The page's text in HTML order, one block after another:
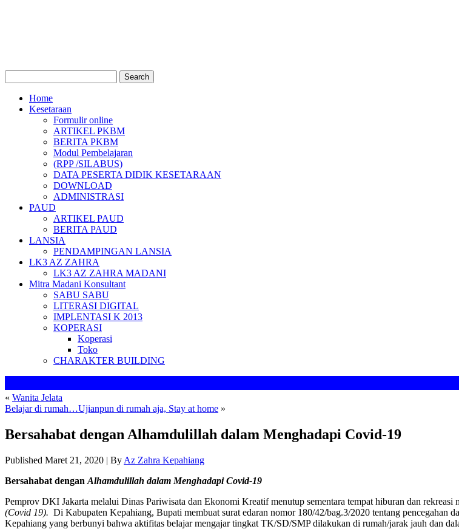
Home
Kesetaraan
Formulir online
ARTIKEL PKBM
BERITA PKBM
Modul Pembelajaran
(RPP /SILABUS)
DATA PESERTA DIDIK KESETARAAN
DOWNLOAD
ADMINISTRASI
PAUD
ARTIKEL PAUD
BERITA PAUD
LANSIA
PENDAMPINGAN LANSIA
LK3 AZ ZAHRA
LK3 AZ ZAHRA MADANI
Mitra Madani Konsultant
SABU SABU
LITERASI DIGITAL
IMPLENTASI K 2013
KOPERASI
Koperasi
Toko
CHARAKTER BUILDING
« Wanita Jelata
Belajar di rumah…Ujianpun di rumah aja, Stay at home »
Bersahabat dengan Alhamdulillah dalam Menghadapi Covid-19
Published Maret 21, 2020 | By Az Zahra Kepahiang
Bersahabat dengan Alhamdulillah dalam Menghadapi Covid-19
Pemprov DKI Jakarta melalui Dinas Pariwisata dan Ekonomi Kreatif menutup sementara tempat hiburan dan
(Covid 19). Di Kabupaten Kepahiang, Bupati membuat surat edaran nomor 180/42/bag.3/2020 tentang pencegahan
Kepahiang yang berbunyi bahwa aktifitas belajar mengajar tingkat TK/SD/SMP dilakukan di rumah/jarak jauh dan